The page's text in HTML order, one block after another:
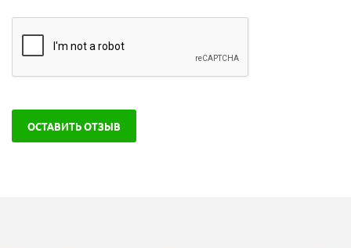
ОСТАВИТЬ ОТЗЫВ